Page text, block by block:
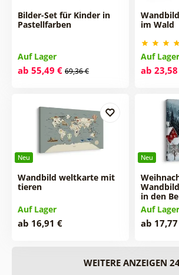
Bilder-Set für Kinder in
Pastellfarben
Auf Lager
ab 55,49 € 69,36 €
im Wald
Auf Lager
ab
Neu
Wandbild weltkarte mit
tieren
Auf Lager
ab 16,91 €
Neu
in den
Auf Lager
ab
WEITERE ANZEIGEN